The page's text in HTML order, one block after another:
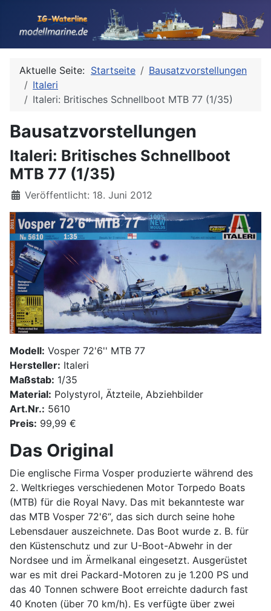
Aktuelle Seite: Startseite
Bausatzvorstellungen
Italeri
Italeri: Britisches Schnellboot MTB 77 (1/35)
Bausatzvorstellungen
Italeri: Britisches Schnellboot
MTB 77 (1/35)
Details
Veröffentlicht: 18. Juni 2012
Modell: Vosper 72'6'' MTB 77
Hersteller: Italeri
Maßstab: 1/35
Material: Polystyrol, Ätzteile, Abziehbilder
Art.Nr.: 5610
Preis: 99,99 €
Das Original
Die englische Firma Vosper produzierte während des
2. Weltkrieges verschiedenen Motor Torpedo Boats
(MTB) für die Royal Navy. Das mit bekannteste war
das MTB Vosper 72'6“, das sich durch seine hohe
Lebensdauer auszeichnete. Das Boot wurde z. B. für
den Küstenschutz und zur U-Boot-Abwehr in der
Nordsee und im Ärmelkanal eingesetzt. Ausgerüstet
war es mit drei Packard-Motoren zu je 1.200 PS und
das 40 Tonnen schwere Boot erreichte dadurch fast
40 Knoten (über 70 km/h). Es verfügte über zwei